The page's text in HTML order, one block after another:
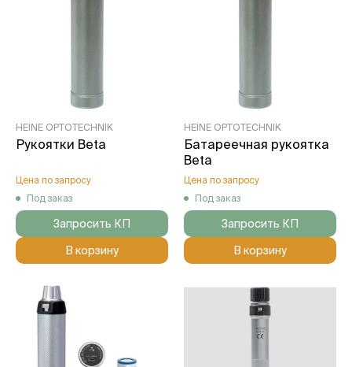
HEINE OPTOTECHNIK
Рукоятки Beta
Цена по запросу
Под заказ
Запросить КП
В корзину
HEINE OPTOTECHNIK
Батареечная рукоятка
Beta
Цена по запросу
Под заказ
Запросить КП
В корзину